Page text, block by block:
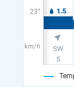
23°
km/h